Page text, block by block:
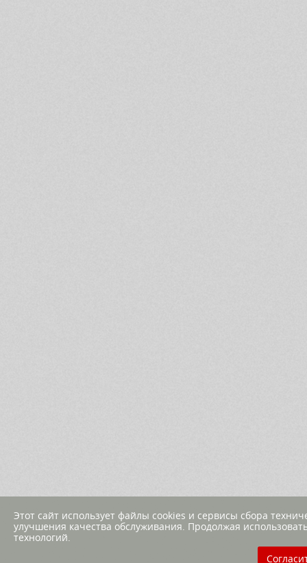
Этот сайт использует файлы cookies и сервисы сбора
улучшения качества обслуживания. Продолжая
технологий.